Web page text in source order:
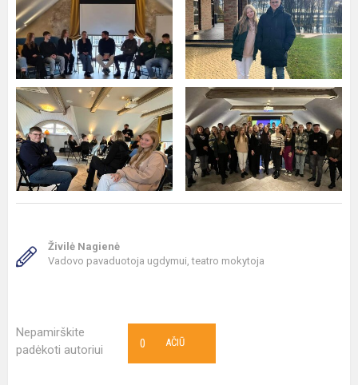
Živilė Nagienė
Vadovo pavaduotoja ugdymui, teatro mokytoja
Nepamirškite
padėkoti autoriui
AČIŪ
0